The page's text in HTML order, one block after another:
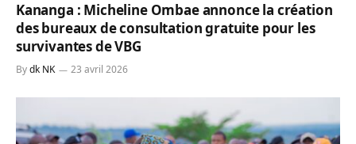
Kananga : Micheline Ombae annonce la création
des bureaux de consultation gratuite pour les
survivantes de VBG
Bydk NK 23 avril 2026